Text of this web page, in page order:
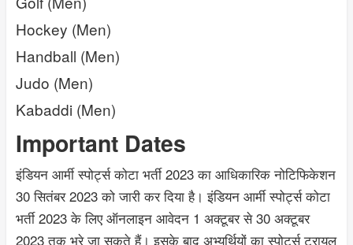
Hockey (Men)
Handball (Men)
Judo (Men)
Kabaddi (Men)
Important Dates
इंडियन आर्मी स्पोर्ट्स कोटा भर्ती 2023 का आधिकारिक नोटिफिकेशन
30 सितंबर 2023 को जारी कर दिया है। इंडियन आर्मी स्पोर्ट्स कोटा
भर्ती 2023 के लिए ऑनलाइन आवेदन 1 अक्टूबर से 30 अक्टूबर
2023 तक भरे जा सकते हैं। इसके बाद अभ्यर्थियों का स्पोर्ट्स ट्रायल